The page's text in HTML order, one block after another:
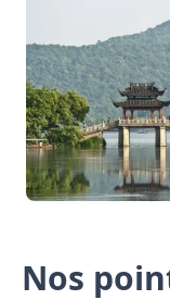
Nos